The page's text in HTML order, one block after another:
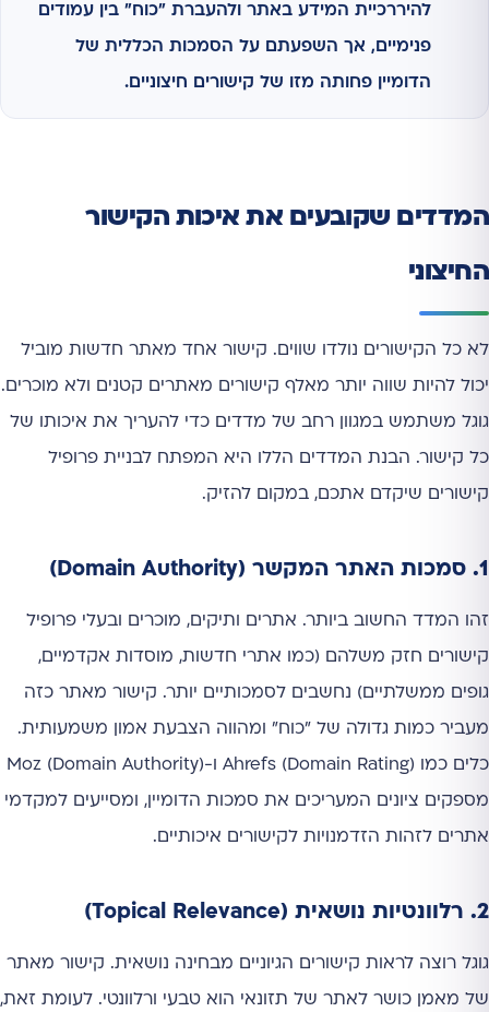
להיררכיית המידע באתר ולהעברת "כוח" בין עמודים
פנימיים, אך השפעתם על הסמכות הכללית של
הדומיין פחותה מזו של קישורים חיצוניים.
המדדים שקובעים את איכות הקישור
החיצוני
לא כל הקישורים נולדו שווים. קישור אחד מאתר חדשות מוביל
יכול להיות שווה יותר מאלף קישורים מאתרים קטנים ולא מוכרים.
גוגל משתמש במגוון רחב של מדדים כדי להעריך את איכותו של
כל קישור. הבנת המדדים הללו היא המפתח לבניית פרופיל
קישורים שיקדם אתכם, במקום להזיק.
1. סמכות האתר המקשר (Domain Authority)
זהו המדד החשוב ביותר. אתרים ותיקים, מוכרים ובעלי פרופיל
קישורים חזק משלהם (כמו אתרי חדשות, מוסדות אקדמיים,
גופים ממשלתיים) נחשבים לסמכותיים יותר. קישור מאתר כזה
מעביר כמות גדולה של "כוח" ומהווה הצבעת אמון משמעותית.
כלים כמו Ahrefs (Domain Rating) ו-Moz (Domain Authority)
מספקים ציונים המעריכים את סמכות הדומיין, ומסייעים למקדמי
אתרים לזהות הזדמנויות לקישורים איכותיים.
2. רלוונטיות נושאית (Topical Relevance)
גוגל רוצה לראות קישורים הגיוניים מבחינה נושאית. קישור מאתר
של מאמן כושר לאתר של תזונאי הוא טבעי ורלוונטי. לעומת זאת,